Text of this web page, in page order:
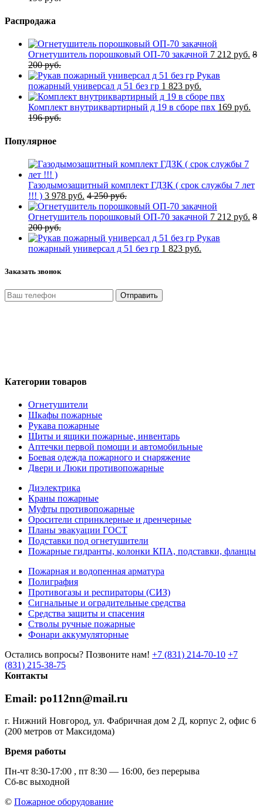
Распродажа
Огнетушитель порошковый ОП-70 закачной 7 212 руб. 8
200 руб.
Рукав
пожарный универсал д 51 без гр 1 823 руб.
Комплект внутриквартирный д 19 в сборе пвх 169 руб.
196 руб.
Популярное
Газодымозащитный комплект ГДЗК ( срок службы 7 лет
!!! ) 3 978 руб. 4 250 руб.
Огнетушитель порошковый ОП-70 закачной 7 212 руб. 8
200 руб.
Рукав
пожарный универсал д 51 без гр 1 823 руб.
Заказать звонок
Отправить
Категории товаров
Огнетушители
Шкафы пожарные
Рукава пожарные
Щиты и ящики пожарные, инвентарь
Аптечки первой помощи и автомобильные
Боевая одежда пожарного и снаряжение
Двери и Люки противопожарные
Диэлектрика
Краны пожарные
Муфты противопожарные
Оросители спринклерные и дренчерные
Планы эвакуации ГОСТ
Подставки под огнетушители
Пожарные гидранты, колонки КПА, подставки, фланцы
Пожарная и водопенная арматура
Полиграфия
Противогазы и респираторы (СИЗ)
Сигнальные и оградительные средства
Средства защиты и спасения
Стволы ручные пожарные
Фонари аккумуляторные
Остались вопросы? Позвоните нам! +7 (831) 214-70-10 +7
(831) 215-38-75
Контакты
Email: po112nn@mail.ru
г. Нижний Новгород, ул. Фабричная дом 2 Д, корпус 2, офис 6
(200 метров от Максидома)
Время работы
Пн-чт 8:30-17:00 , пт 8:30 — 16:00, без перерыва
Сб-вс выходной
© Пожарное оборудование